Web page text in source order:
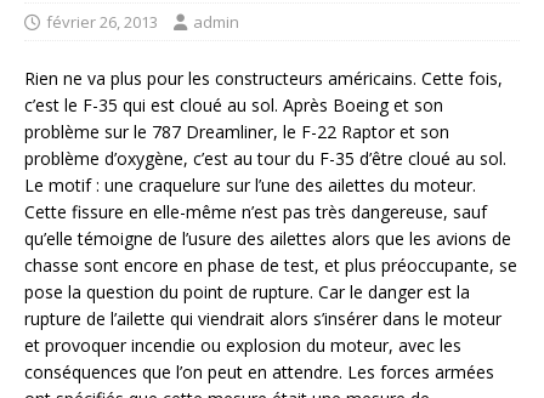
février 26, 2013 admin
Rien ne va plus pour les constructeurs américains. Cette fois,
c’est le F-35 qui est cloué au sol. Après Boeing et son
problème sur le 787 Dreamliner, le F-22 Raptor et son
problème d’oxygène, c’est au tour du F-35 d’être cloué au sol.
Le motif : une craquelure sur l’une des ailettes du moteur.
Cette fissure en elle-même n’est pas très dangereuse, sauf
qu’elle témoigne de l’usure des ailettes alors que les avions de
chasse sont encore en phase de test, et plus préoccupante, se
pose la question du point de rupture. Car le danger est la
rupture de l’ailette qui viendrait alors s’insérer dans le moteur
et provoquer incendie ou explosion du moteur, avec les
conséquences que l’on peut en attendre. Les forces armées